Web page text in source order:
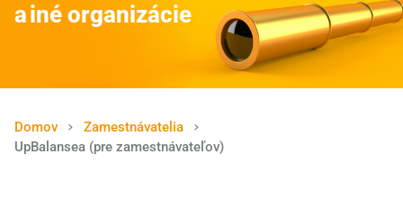
a iné organizácie
Domov
Zamestnávatelia
UpBalansea (pre zamestnávateľov)